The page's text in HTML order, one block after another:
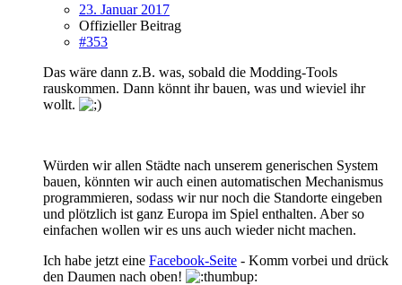
23. Januar 2017
Offizieller Beitrag
#353
Das wäre dann z.B. was, sobald die Modding-Tools
rauskommen. Dann könnt ihr bauen, was und wieviel ihr
wollt.
Würden wir allen Städte nach unserem generischen System
bauen, könnten wir auch einen automatischen Mechanismus
programmieren, sodass wir nur noch die Standorte eingeben
und plötzlich ist ganz Europa im Spiel enthalten. Aber so
einfachen wollen wir es uns auch wieder nicht machen.
Ich habe jetzt eine Facebook-Seite - Komm vorbei und drück
den Daumen nach oben!